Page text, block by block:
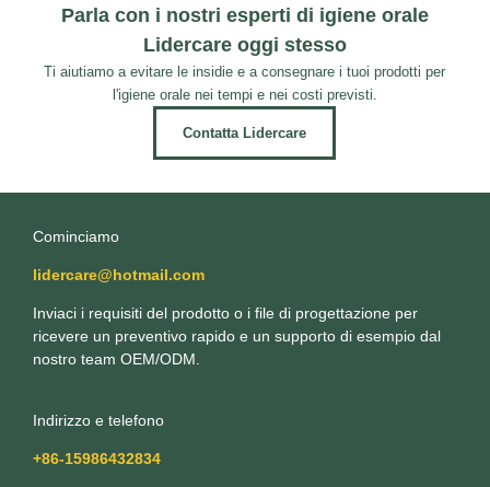
Parla con i nostri esperti di igiene orale
Lidercare oggi stesso
Ti aiutiamo a evitare le insidie e a consegnare i tuoi prodotti per
l'igiene orale nei tempi e nei costi previsti.
Contatta Lidercare
Cominciamo
lidercare@hotmail.com
Inviaci i requisiti del prodotto o i file di progettazione per
ricevere un preventivo rapido e un supporto di esempio dal
nostro team OEM/ODM.
Indirizzo e telefono
+86-15986432834